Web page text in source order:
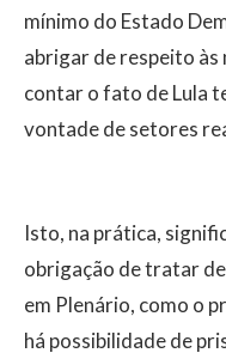
mínimo do Estado
abrigar de respeito às
contar o fato de Lula
vontade de setores
Isto, na prática,
obrigação de tratar
em Plenário, como o
há possibilidade de